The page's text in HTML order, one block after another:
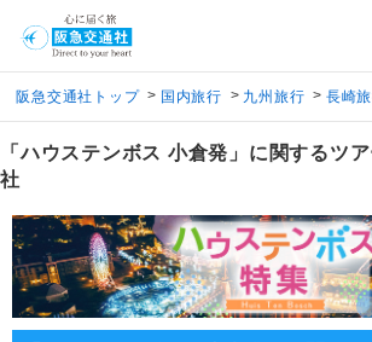
阪急交通社トップ > 国内旅行 > 九州旅行 > 長崎
「ハウステンボス 小倉発」に関するツ
社